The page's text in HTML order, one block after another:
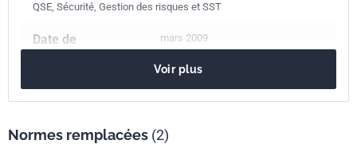
QSE, Sécurité, Gestion des risques et SST
Date de
mars 2009
Nombre de pages 30 p.
Référence NF EN ISO 13857
Voir plus
Normes remplacées (2)